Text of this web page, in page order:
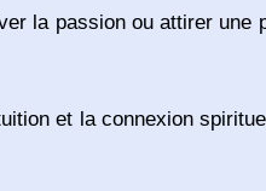
la passion ou attirer
et la connexion